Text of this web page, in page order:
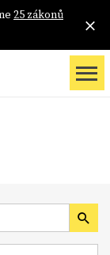
25 zákonů